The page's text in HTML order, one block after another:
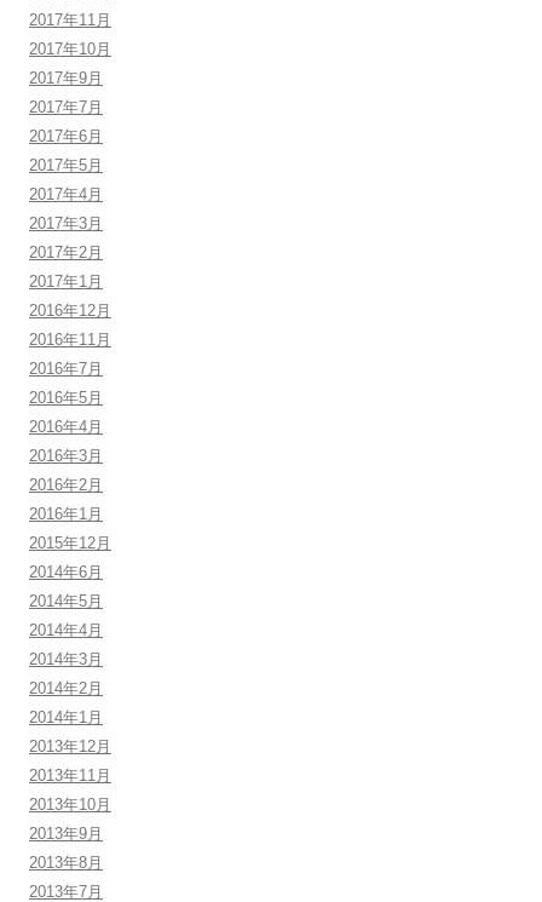
2017年11月
2017年10月
2017年9月
2017年7月
2017年6月
2017年5月
2017年4月
2017年3月
2017年2月
2017年1月
2016年12月
2016年11月
2016年7月
2016年5月
2016年4月
2016年3月
2016年2月
2016年1月
2015年12月
2014年6月
2014年5月
2014年4月
2014年3月
2014年2月
2014年1月
2013年12月
2013年11月
2013年10月
2013年9月
2013年8月
2013年7月